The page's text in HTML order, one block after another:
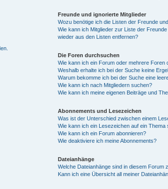
Freunde und ignorierte Mitglieder
Wozu benötige ich die Listen der Freunde
Wie kann ich Mitglieder zur Liste der
wieder aus den Listen entfernen?
Die Foren durchsuchen
Wie kann ich ein Forum oder mehrere Foren
Weshalb erhalte ich bei der Suche keine
Warum bekomme ich bei der Suche eine
Wie kann ich nach Mitgliedern suchen?
Wie kann ich meine eigenen Beiträge und
Abonnements und Lesezeichen
Was ist der Unterschied zwischen einem
Wie kann ich ein Lesezeichen auf ein
Wie kann ich ein Forum abonnieren?
Wie deaktiviere ich meine Abonnements?
Dateianhänge
Welche Dateianhänge sind in diesem Forum
Kann ich eine Übersicht all meiner